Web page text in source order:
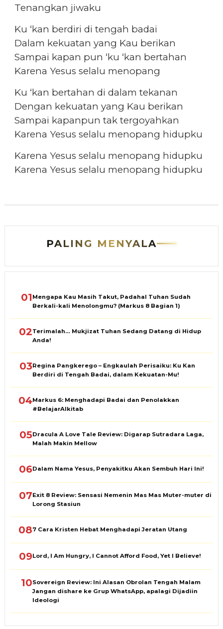
Tenangkan jiwaku
Ku ‘kan berdiri di tengah badai
Dalam kekuatan yang Kau berikan
Sampai kapan pun ‘ku ‘kan bertahan
Karena Yesus selalu menopang
Ku ‘kan bertahan di dalam tekanan
Dengan kekuatan yang Kau berikan
Sampai kapanpun tak tergoyahkan
Karena Yesus selalu menopang hidupku
Karena Yesus selalu menopang hidupku
Karena Yesus selalu menopang hidupku
PALING MENYALA
01Mengapa Kau Masih Takut, Padahal Tuhan Sudah
Berkali-kali Menolongmu? (Markus 8 Bagian 1)
02Terimalah… Mukjizat Tuhan Sedang Datang di Hidup
Anda!
03Regina Pangkerego – Engkaulah Perisaiku: Ku Kan
Berdiri di Tengah Badai, dalam Kekuatan-Mu!
04Markus 6: Menghadapi Badai dan Penolakkan
#BelajarAlkitab
05Dracula A Love Tale Review: Digarap Sutradara Laga,
Malah Makin Mellow
06Dalam Nama Yesus, Penyakitku Akan Sembuh Hari Ini!
07Exit 8 Review: Sensasi Nemenin Mas Mas Muter-muter di
Lorong Stasiun
087 Cara Kristen Hebat Menghadapi Jeratan Utang
09Lord, I Am Hungry, I Cannot Afford Food, Yet I Believe!
10Sovereign Review: Ini Alasan Obrolan Tengah Malam
Jangan dishare ke Grup WhatsApp, apalagi Dijadiin
Ideologi